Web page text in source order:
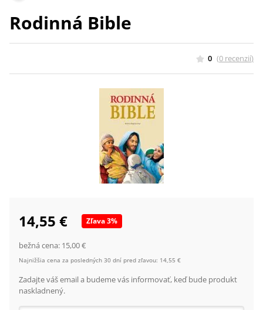
Rodinná Bible
0 (0 recenzií)
14,55 € Zľava3%
bežná cena: 15,00 €
Najnižšia cena za posledných 30 dní pred zľavou: 14,55 €
Zadajte váš email a budeme vás informovať, keď bude produkt
naskladnený.